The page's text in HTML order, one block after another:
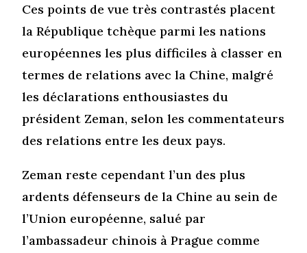
Ces points de vue très contrastés placent
la République tchèque parmi les nations
européennes les plus difficiles à classer en
termes de relations avec la Chine, malgré
les déclarations enthousiastes du
président Zeman, selon les commentateurs
des relations entre les deux pays.
Zeman reste cependant l’un des plus
ardents défenseurs de la Chine au sein de
l’Union européenne, salué par
l’ambassadeur chinois à Prague comme